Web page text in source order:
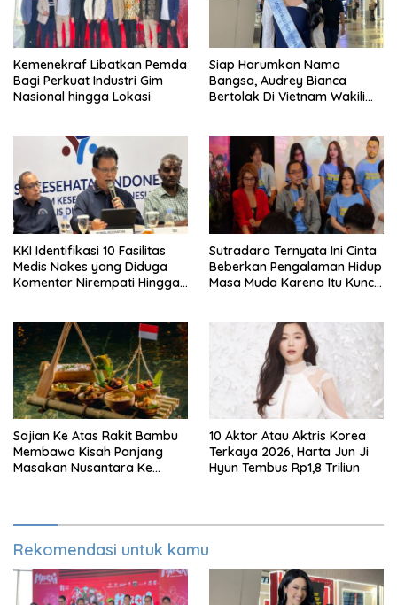
Kemenekraf Libatkan Pemda
Bagi Perkuat Industri Gim
Nasional hingga Lokasi
Siap Harumkan Nama
Bangsa, Audrey Bianca
Bertolak Di Vietnam Wakili
KKI Identifikasi 10 Fasilitas
Medis Nakes yang Diduga
Komentar Nirempati Hingga
Sutradara Ternyata Ini Cinta
Beberkan Pengalaman Hidup
Masa Muda Karena Itu Kunci
Sajian Ke Atas Rakit Bambu
Membawa Kisah Panjang
Masakan Nusantara Ke
10 Aktor Atau Aktris Korea
Terkaya 2026, Harta Jun Ji
Hyun Tembus Rp1,8 Triliun
Rekomendasi untuk kamu